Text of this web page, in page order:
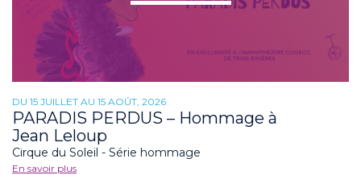
DU 15 JUILLET AU 15 AOÛT, 2026
PARADIS PERDUS – Hommage à
Jean Leloup
Cirque du Soleil - Série hommage
En savoir plus